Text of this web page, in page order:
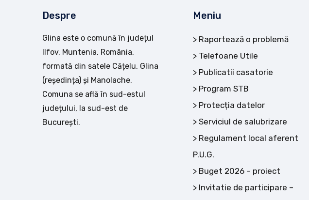
Despre
Glina este o comună în județul
Ilfov, Muntenia, România,
formată din satele Cățelu, Glina
(reședința) și Manolache.
Comuna se află în sud-estul
județului, la sud-est de
București.
Meniu
Raportează o problemă
Telefoane Utile
Publicatii casatorie
Program STB
Protecția datelor
Serviciul de salubrizare
Regulament local aferent
P.U.G.
Buget 2026 – proiect
Invitatie de participare –